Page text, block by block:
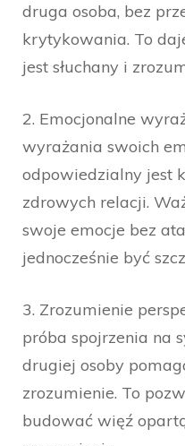
druga osoba, bez
krytykowania. To
jest słuchany i
2. Emocjonalne
wyrażania swoich
odpowiedzialny jest
zdrowych relacji.
swoje emocje bez
jednocześnie być
3. Zrozumienie
próba spojrzenia na
drugiej osoby
zrozumienie. To
budować więź